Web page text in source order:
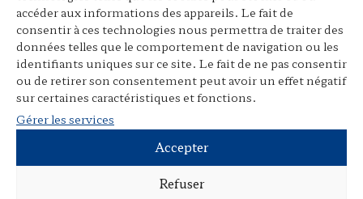
accéder aux informations des appareils. Le fait de
consentir à ces technologies nous permettra de traiter des
données telles que le comportement de navigation ou les
identifiants uniques sur ce site. Le fait de ne pas consentir
ou de retirer son consentement peut avoir un effet négatif
sur certaines caractéristiques et fonctions.
Gérer les services
Accepter
Refuser
Droit et humanisme – Autour de Jean Papon,